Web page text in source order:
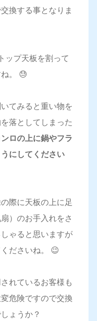
換する事となりま
ップ天板を割って
。 😓
てみると重い物を
落としてしまった
ンロの上に鍋やフラ
にしてください
際に天板の上に足
）のお手入れをさ
ゃると思いますが
ださいね。 😉
れているお客様も
危険ですので交換
ょうか？